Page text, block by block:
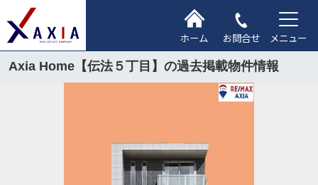
ホーム お問合せ
メニュー
Axia Home【伝法５丁目】の過去掲載物件情報